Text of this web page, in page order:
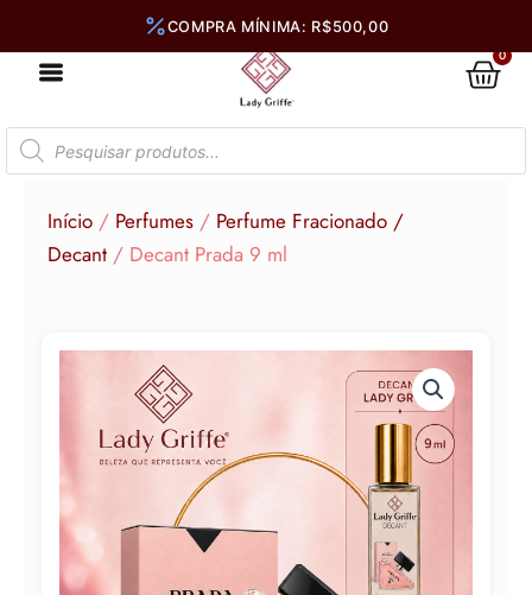
0
Pesquisar
produtos
Início / Perfumes / Perfume Fracionado /
Decant / Decant Prada 9 ml